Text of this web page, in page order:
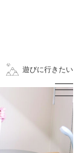
遊びに行きたい